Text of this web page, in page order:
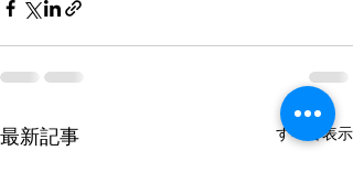
最新記事 すべて表示